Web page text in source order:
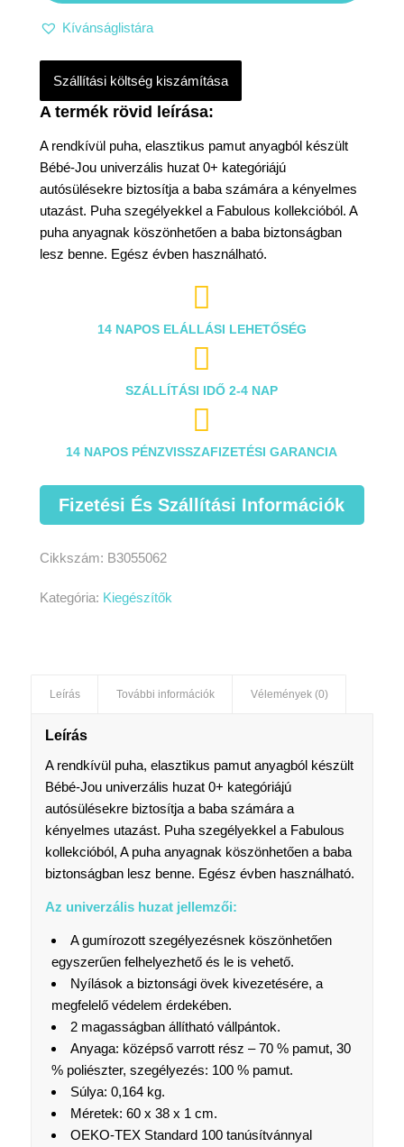
A rendkívül puha, elasztikus pamut anyagból készült
Bébé-Jou univerzális huzat 0+ kategóriájú
autósülésekre biztosítja a baba számára a kényelmes
utazást. Puha szegélyekkel a Fabulous kollekcióból. A
puha anyagnak köszönhetően a baba biztonságban
lesz benne. Egész évben használható.
Kívánságlistára
Szállítási költség kiszámítása

14 NAPOS ELÁLLÁSI LEHETŐSÉG

SZÁLLÍTÁSI IDŐ 2-4 NAP

14 NAPOS PÉNZVISSZAFIZETÉSI GARANCIA
Fizetési És Szállítási Információk
Cikkszám: B3055062
Kategória: Kiegészítők
Leírás További információk Vélemények (0)
Leírás
A rendkívül puha, elasztikus pamut anyagból készült
Bébé-Jou univerzális huzat 0+ kategóriájú
autósülésekre biztosítja a baba számára a
kényelmes utazást. Puha szegélyekkel a Fabulous
kollekcióból, A puha anyagnak köszönhetően a baba
biztonságban lesz benne. Egész évben használható.
Az univerzális huzat jellemzői:
A gumírozott szegélyezésnek köszönhetően
egyszerűen felhelyezhető és le is vehető.
Nyílások a biztonsági övek kivezetésére, a
megfelelő védelem érdekében.
2 magasságban állítható vállpántok.
Anyaga: középső varrott rész – 70 % pamut, 30
% poliészter, szegélyezés: 100 % pamut.
Súlya: 0,164 kg.
Méretek: 60 x 38 x 1 cm.
OEKO-TEX Standard 100 tanúsítvánnyal